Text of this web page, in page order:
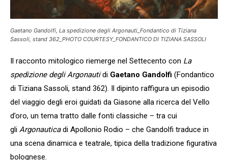
Gaetano Gandolfi, La spedizione degli Argonauti_Fondantico di Tiziana
Sassoli, stand 362_PHOTO COURTESY_FONDANTICO DI TIZIANA SASSOLI
Il racconto mitologico riemerge nel Settecento con La
spedizione degli Argonautidi Gaetano Gandolfi (Fondantico
di Tiziana Sassoli, stand 362). Il dipinto raffigura un episodio
del viaggio degli eroi guidati da Giasone alla ricerca del Vello
d’oro, un tema tratto dalle fonti classiche – tra cui
gli Argonauticadi Apollonio Rodio – che Gandolfi traduce in
una scena dinamica e teatrale, tipica della tradizione figurativa
bolognese.